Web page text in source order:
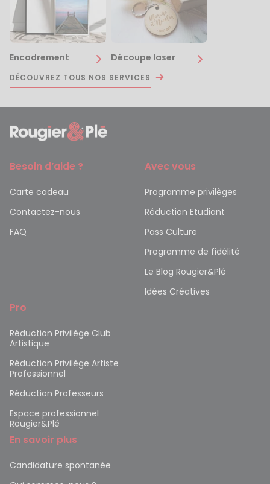
Encadrement Découpe laser
DÉCOUVREZ TOUS NOS SERVICES
Besoin d’aide ?
Carte cadeau
Contactez-nous
FAQ
Avec vous
Programme privilèges
Réduction Etudiant
Pass Culture
Programme de fidélité
Le Blog Rougier&Plé
Idées Créatives
Pro
Réduction Privilège Club
Artistique
Réduction Privilège Artiste
Professionnel
Réduction Professeurs
Espace professionnel
Rougier&Plé
En savoir plus
Candidature spontanée